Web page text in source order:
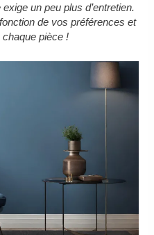
un peu plus d’entretien.
de vos préférences et
chaque pièce !